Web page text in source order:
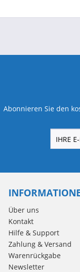
Abonnieren Sie den
Über uns
Kontakt
Hilfe & Support
Zahlung & Versand
Warenrückgabe
Newsletter